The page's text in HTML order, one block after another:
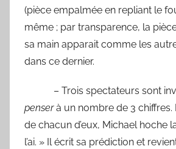
(pièce empalmée en repliant le
même ; par transparence, la
sa main apparait comme les
dans ce dernier.
– Trois spectateurs sont
penserà un nombre de 3 chiffres.
de chacun d’eux, Michael hoche
l’ai. » Il écrit sa prédiction et